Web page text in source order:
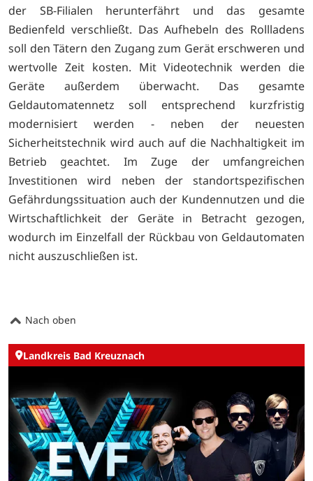
der SB-Filialen herunterfährt und das gesamte
Bedienfeld verschließt. Das Aufhebeln des Rollladens
soll den Tätern den Zugang zum Gerät erschweren und
wertvolle Zeit kosten. Mit Videotechnik werden die
Geräte außerdem überwacht. Das gesamte
Geldautomatennetz soll entsprechend kurzfristig
modernisiert werden - neben der neuesten
Sicherheitstechnik wird auch auf die Nachhaltigkeit im
Betrieb geachtet. Im Zuge der umfangreichen
Investitionen wird neben der standortspezifischen
Gefährdungssituation auch der Kundennutzen und die
Wirtschaftlichkeit der Geräte in Betracht gezogen,
wodurch im Einzelfall der Rückbau von Geldautomaten
nicht auszuschließen ist.
Nach oben
Landkreis Bad Kreuznach